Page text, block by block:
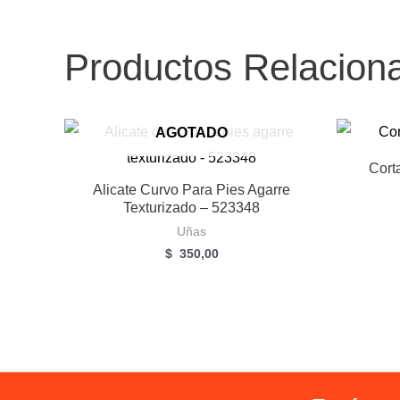
Productos
AGOTADO
Alicate Curvo Para Pies Agarre
Texturizado – 523348
Uñas
$ 350,00